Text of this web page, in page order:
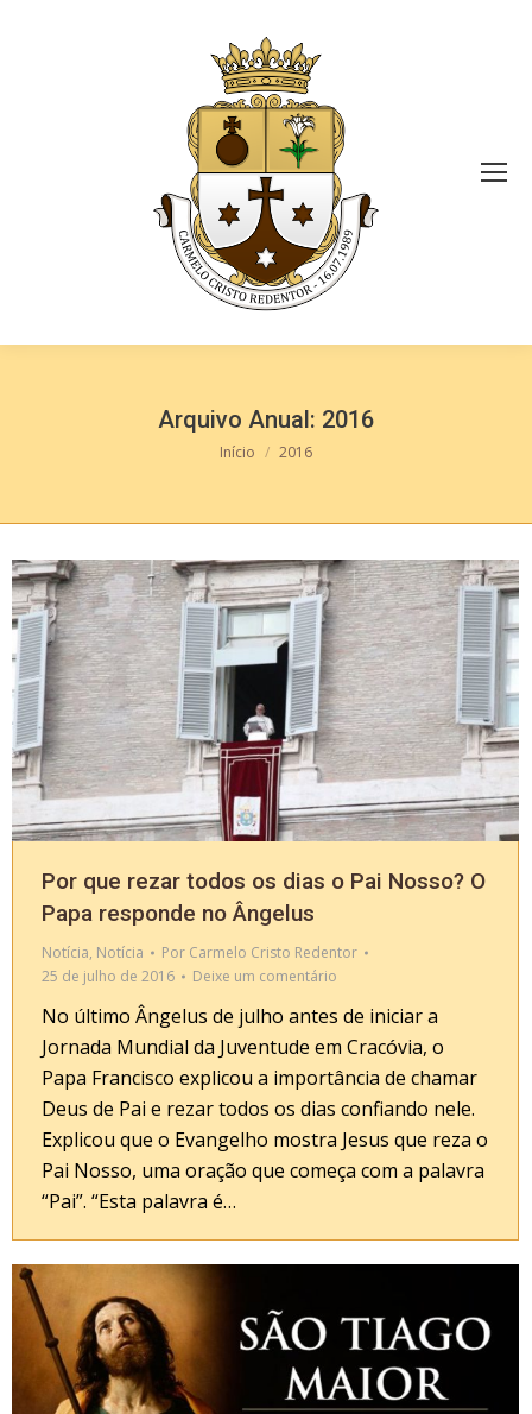
Arquivo Anual: 2016
Você está aqui:
Início 2016
Por que rezar todos os dias o Pai Nosso? O
Papa responde no Ângelus
Notícia, Notícia Por Carmelo Cristo Redentor
25 de julho de 2016
Deixe um comentário
No último Ângelus de julho antes de iniciar a
Jornada Mundial da Juventude em Cracóvia, o
Papa Francisco explicou a importância de chamar
Deus de Pai e rezar todos os dias confiando nele.
Explicou que o Evangelho mostra Jesus que reza o
Pai Nosso, uma oração que começa com a palavra
“Pai”. “Esta palavra é…